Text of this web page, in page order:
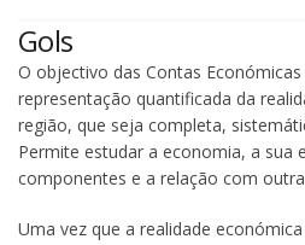
Gols
O objectivo das Contas
representação quantificada da
região, que seja completa,
Permite estudar a economia, a sua
componentes e a relação com
Uma vez que a realidade